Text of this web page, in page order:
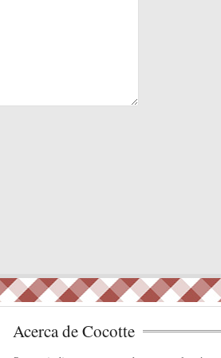
Acerca de Cocotte